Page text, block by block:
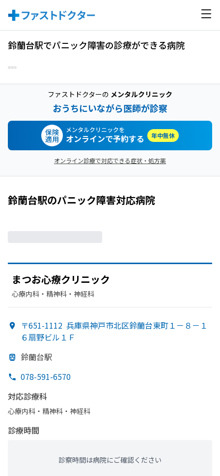
鈴蘭台駅でパニック障害の診療ができる病院
ファストドクターの メンタルクリニック
おうちにいながら医師が診察
保険
適用
メンタルクリニックを
オンラインで予約する 年中無休
オンライン診療で対応できる症状・処方薬
鈴蘭台駅のパニック障害対応病院
まつお心療クリニック
心療内科・​精神科・神経科
〒651-1112 兵庫県神戸市北区鈴蘭台東町１－８－１
６扇野ビル１Ｆ
鈴蘭台駅
078-591-6570
対応診療科
心療内科・​精神科・神経科
診療時間
診察時間は病院にご確認ください